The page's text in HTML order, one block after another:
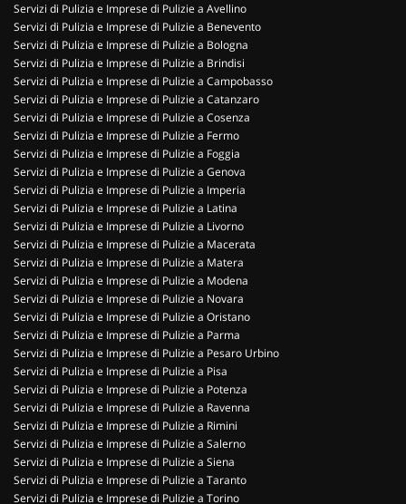
Servizi di Pulizia e Imprese di Pulizie a Avellino
Servizi di Pulizia e Imprese di Pulizie a Benevento
Servizi di Pulizia e Imprese di Pulizie a Bologna
Servizi di Pulizia e Imprese di Pulizie a Brindisi
Servizi di Pulizia e Imprese di Pulizie a Campobasso
Servizi di Pulizia e Imprese di Pulizie a Catanzaro
Servizi di Pulizia e Imprese di Pulizie a Cosenza
Servizi di Pulizia e Imprese di Pulizie a Fermo
Servizi di Pulizia e Imprese di Pulizie a Foggia
Servizi di Pulizia e Imprese di Pulizie a Genova
Servizi di Pulizia e Imprese di Pulizie a Imperia
Servizi di Pulizia e Imprese di Pulizie a Latina
Servizi di Pulizia e Imprese di Pulizie a Livorno
Servizi di Pulizia e Imprese di Pulizie a Macerata
Servizi di Pulizia e Imprese di Pulizie a Matera
Servizi di Pulizia e Imprese di Pulizie a Modena
Servizi di Pulizia e Imprese di Pulizie a Novara
Servizi di Pulizia e Imprese di Pulizie a Oristano
Servizi di Pulizia e Imprese di Pulizie a Parma
Servizi di Pulizia e Imprese di Pulizie a Pesaro Urbino
Servizi di Pulizia e Imprese di Pulizie a Pisa
Servizi di Pulizia e Imprese di Pulizie a Potenza
Servizi di Pulizia e Imprese di Pulizie a Ravenna
Servizi di Pulizia e Imprese di Pulizie a Rimini
Servizi di Pulizia e Imprese di Pulizie a Salerno
Servizi di Pulizia e Imprese di Pulizie a Siena
Servizi di Pulizia e Imprese di Pulizie a Taranto
Servizi di Pulizia e Imprese di Pulizie a Torino